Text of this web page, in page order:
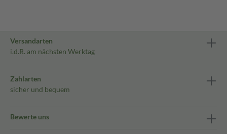
Versandarten
i.d.R. am nächsten Werktag
Zahlarten
sicher und bequem
Bewerte uns